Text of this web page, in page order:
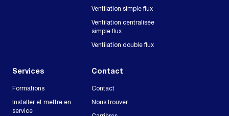
Ventilation simple flux
Ventilation centralisée
simple flux
Ventilation double flux
Services
Formations
Installer et mettre en
service
Contact
Contact
Nous trouver